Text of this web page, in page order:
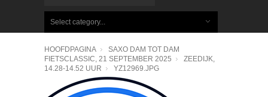
Select category...
HOOFDPAGINA
SAXO DAM TOT DAM
FIETSCLASSIC, 21 SEPTEMBER 2025
ZEEDIJK,
14.28-14.52 UUR
YZ12969.JPG